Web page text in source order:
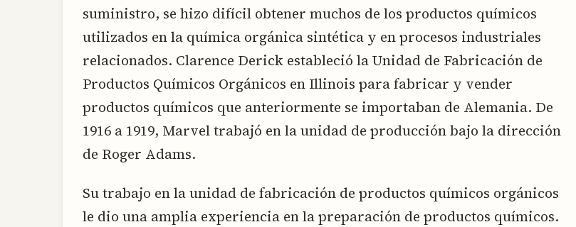
suministro, se hizo difícil obtener muchos de los productos químicos
utilizados en la química orgánica sintética y en procesos industriales
relacionados. Clarence Derick estableció la Unidad de Fabricación de
Productos Químicos Orgánicos en Illinois para fabricar y vender
productos químicos que anteriormente se importaban de Alemania. De
1916 a 1919, Marvel trabajó en la unidad de producción bajo la dirección
de Roger Adams.
Su trabajo en la unidad de fabricación de productos químicos orgánicos
le dio una amplia experiencia en la preparación de productos químicos.